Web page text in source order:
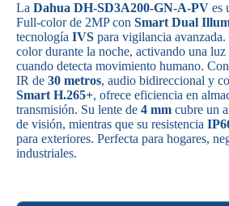
La Dahua DH-SD3A200-GN-A-PV es
Full-color de 2MP con Smart Dual
tecnología IVS para vigilancia avanzada.
color durante la noche, activando una luz
cuando detecta movimiento humano.
IR de 30 metros, audio bidireccional y
Smart H.265+, ofrece eficiencia en
transmisión. Su lente de 4 mm cubre un
de visión, mientras que su resistencia
para exteriores. Perfecta para hogares,
industriales.